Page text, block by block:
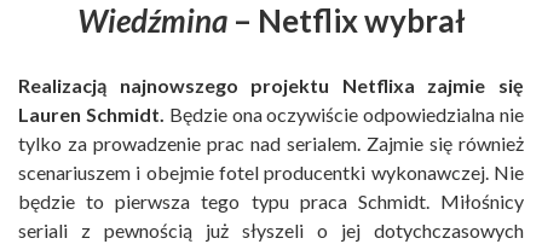
Wiedźmina– Netflix wybrał
Realizacją najnowszego projektu Netflixa zajmie się
Lauren Schmidt. Będzie ona oczywiście odpowiedzialna nie
tylko za prowadzenie prac nad serialem. Zajmie się również
scenariuszem i obejmie fotel producentki wykonawczej. Nie
będzie to pierwsza tego typu praca Schmidt. Miłośnicy
seriali z pewnością już słyszeli o jej dotychczasowych